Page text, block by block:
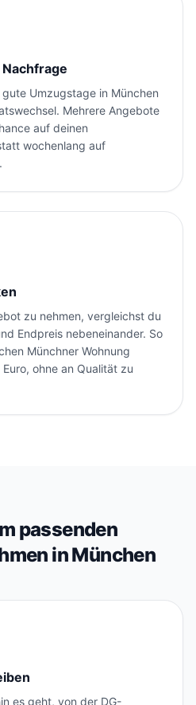
Umzugstage in München
Mehrere Angebote
auf deinen
wochenlang auf
zu nehmen, vergleichst du
Endpreis nebeneinander. So
Münchner Wohnung
ohne an Qualität zu
passenden
in München
es geht, von der DG-